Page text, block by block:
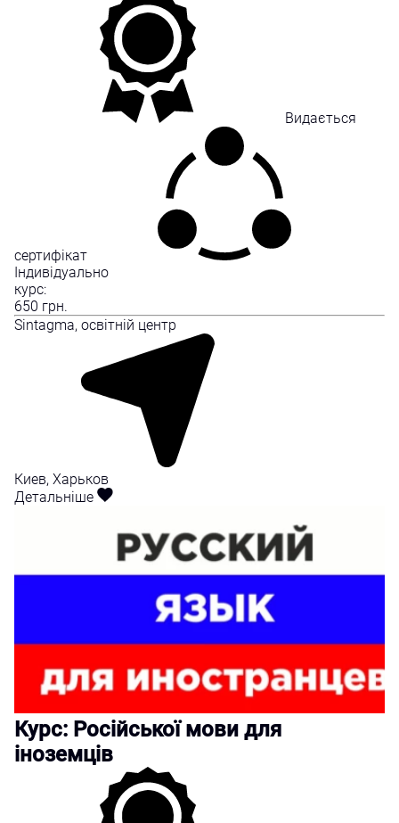
Видається
сертифікат
Індивідуально
курс:
650 грн.
Sintagma, освітній центр
Киев, Харьков
Детальніше
Курс: Російської мови для
іноземців